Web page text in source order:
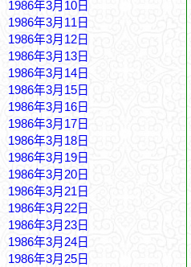
1986年3月10日
1986年3月11日
1986年3月12日
1986年3月13日
1986年3月14日
1986年3月15日
1986年3月16日
1986年3月17日
1986年3月18日
1986年3月19日
1986年3月20日
1986年3月21日
1986年3月22日
1986年3月23日
1986年3月24日
1986年3月25日